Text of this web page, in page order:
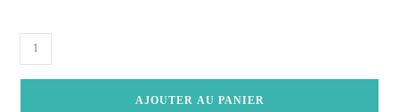
quantité
de
AJOUTER AU PANIER